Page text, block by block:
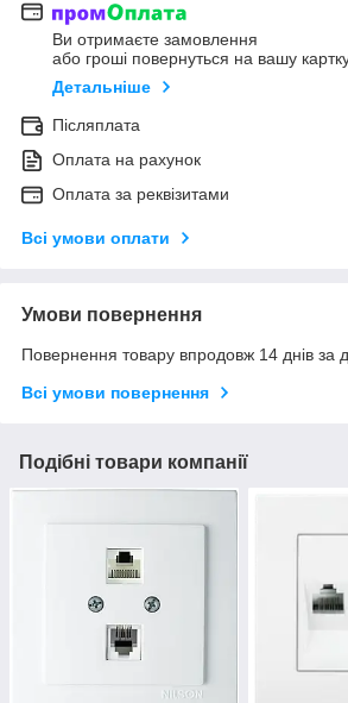
Ви отримаєте замовлення
або гроші повернуться на вашу
Детальніше
Післяплата
Оплата на рахунок
Оплата за реквізитами
Всі умови оплати
Умови повернення
Повернення товару впродовж 14 днів за
Всі умови повернення
Подібні товари компанії